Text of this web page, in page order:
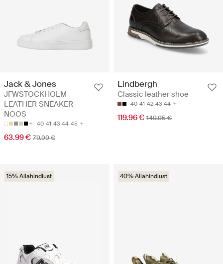
Jack & Jones
JFWSTOCKHOLM
LEATHER SNEAKER
NOOS
40 41 43 44 45
63.99 € 79.99 €
Lindbergh
Classic leather shoe
40 41 42 43 44
119.96 € 149.95 €
15% Allahindlust 40% Allahindlust